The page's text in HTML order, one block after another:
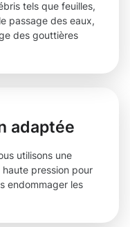
tels que feuilles,
passage des eaux,
des gouttières
adaptée
utilisons une
pression pour
endommager les